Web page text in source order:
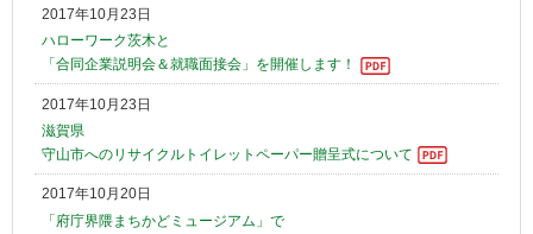
2017年10月23日
ハローワーク茨木と
「合同企業説明会＆就職面接会」を開催します！
2017年10月23日
滋賀県
守山市へのリサイクルトイレットペーパー贈呈式について
2017年10月20日
「府庁界隈まちかどミュージアム」で